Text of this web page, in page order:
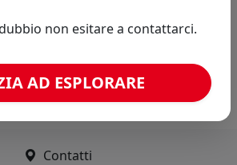
simili
Contatti
non esitare a contattarci.
AD ESPLORARE